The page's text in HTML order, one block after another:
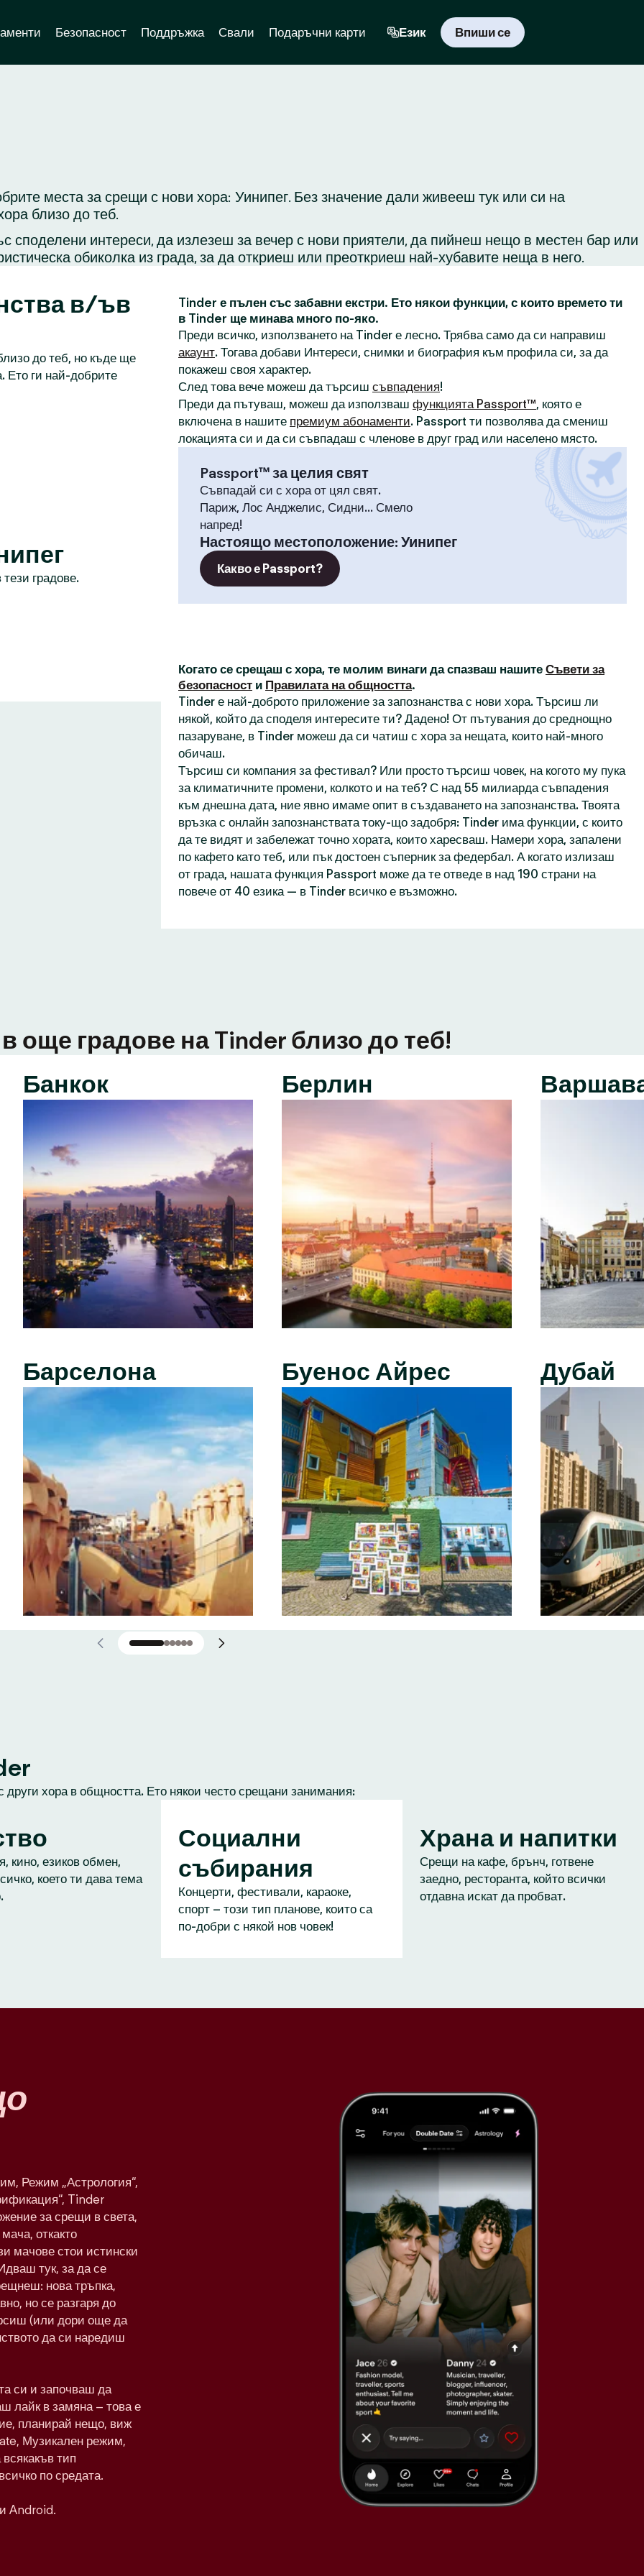
Безопасност Поддръжка Свали Подаръчни карти Език Впиши се
места за срещи с нови хора: Уинипег. Без значение дали живееш тук или си на
близо до теб.
интереси, да излезеш за вечер с нови приятели, да пийнеш нещо в местен бар или
обиколка из града, за да откриеш или преоткриеш най-хубавите неща в него.
в/ъв
до теб, но къде ще
Ето ги най-добрите
градове.
Tinder е пълен със забавни екстри. Ето някои функции, с които времето ти
в Tinder ще минава много по-яко.
Преди всичко, използването на Tinder е лесно. Трябва само да си направиш
акаунт. Тогава добави Интереси, снимки и биография към профила си, за да
покажеш своя характер.
След това вече можеш да търсиш съвпадения!
Преди да пътуваш, можеш да използваш функцията Passport™, която е
включена в нашите премиум абонаменти. Passport ти позволява да смениш
локацията си и да си съвпадаш с членове в друг град или населено място.
Passport™ за целия свят
Съвпадай си с хора от цял свят.
Париж, Лос Анджелис, Сидни... Смело
напред!
Настоящо местоположение: Уинипег
Какво е Passport?
Когато се срещаш с хора, те молим винаги да спазваш нашите Съвети за
безопасност и Правилата на общността.
Tinder е най-доброто приложение за запознанства с нови хора. Търсиш ли
някой, който да споделя интересите ти? Дадено! От пътувания до среднощно
пазаруване, в Tinder можеш да си чатиш с хора за нещата, които най-много
обичаш.
Търсиш си компания за фестивал? Или просто търсиш човек, на когото му пука
за климатичните промени, колкото и на теб? С над 55 милиарда съвпадения
към днешна дата, ние явно имаме опит в създаването на запознанства. Твоята
връзка с онлайн запознанствата току-що задобря: Tinder има функции, с които
да те видят и забележат точно хората, които харесваш. Намери хора, запалени
по кафето като теб, или пък достоен съперник за федербал. А когато излизаш
от града, нашата функция Passport може да те отведе в над 190 страни на
повече от 40 езика — в Tinder всичко е възможно.
още градове на Tinder близо до теб!
Банкок
Барселона
Берлин
Буенос Айрес Дубай
хора в общността. Ето някои често срещани занимания:
кино, езиков обмен,
което ти дава тема
Социални
събирания
Концерти, фестивали, караоке,
спорт – този тип планове, които са
по-добри с някой нов човек!
Храна и напитки
Срещи на кафе, брънч, готвене
заедно, ресторанта, който всички
отдавна искат да пробват.
Режим „Астрология“,
Tinder
за срещи в света,
откакто
мачове стои истински
тук, за да се
нова тръпка,
но се разгаря до
(или дори още да
да си наредиш
си и започваш да
лайк в замяна – това е
планирай нещо, виж
Музикален режим,
тип
по средата.
Android.